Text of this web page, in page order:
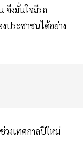
จึงมั่นใจมีรถ
ประชาชนได้อย่าง
วงเทศกาลปีใหม่